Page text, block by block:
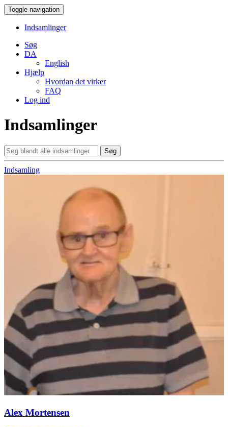
Toggle navigation
Indsamlinger
Søg
DA
English
Hjælp
Hvordan det virker
FAQ
Log ind
Indsamlinger
Søg
Indsamling
Alex Mortensen